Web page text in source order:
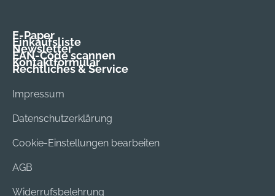
E-Paper
Einkaufsliste
Newsletter
EAN-Code scannen
Kontaktformular
Rechtliches & Service
Impressum
Datenschutzerklärung
Cookie-Einstellungen bearbeiten
AGB
Widerrufsbelehrung